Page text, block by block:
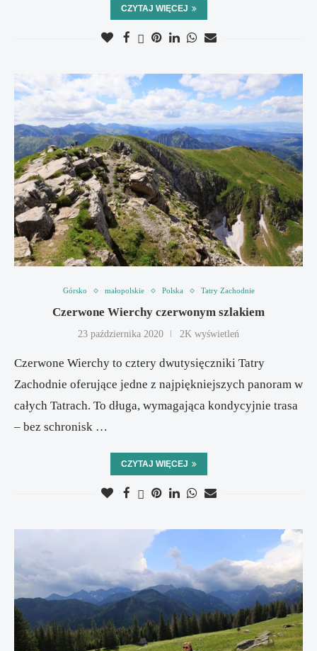
CZYTAJ WIĘCEJ
Górsko małopolskie Polska Tatry Zachodnie
Czerwone Wierchy czerwonym szlakiem
23 października 2020 2K wyświetleń
Czerwone Wierchy to cztery dwutysięczniki Tatry
Zachodnie oferujące jedne z najpiękniejszych panoram w
całych Tatrach. To długa, wymagająca kondycyjnie trasa
– bez schronisk …
CZYTAJ WIĘCEJ